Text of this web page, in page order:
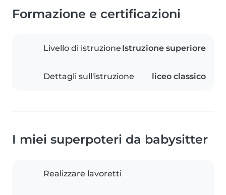
Formazione e certificazioni
Livello di istruzione Istruzione superiore
Dettagli sull'istruzione liceo classico
I miei superpoteri da babysitter
Realizzare lavoretti